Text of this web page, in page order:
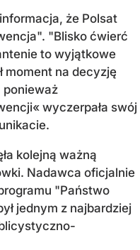
że Polsat
"Blisko ćwierć
to wyjątkowe
moment na decyzję
ponieważ
wyczerpała swój
kolejną ważną
Nadawca oficjalnie
"Państwo
jednym z najbardziej